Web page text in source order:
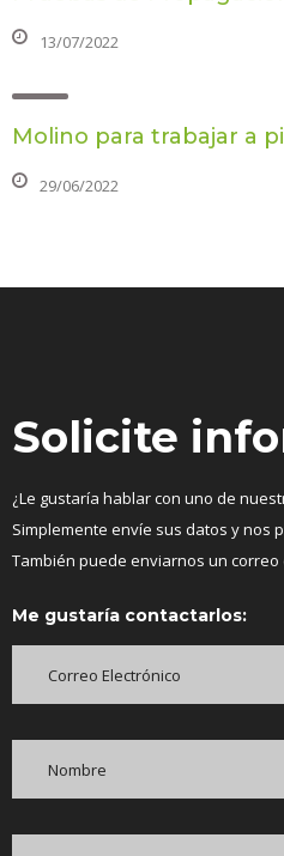
13/07/2022
Molino para trabajar a
29/06/2022
Solicite
¿Le gustaría hablar con uno de
Simplemente envíe sus datos y nos
También puede enviarnos un
Me gustaría contactarlos: